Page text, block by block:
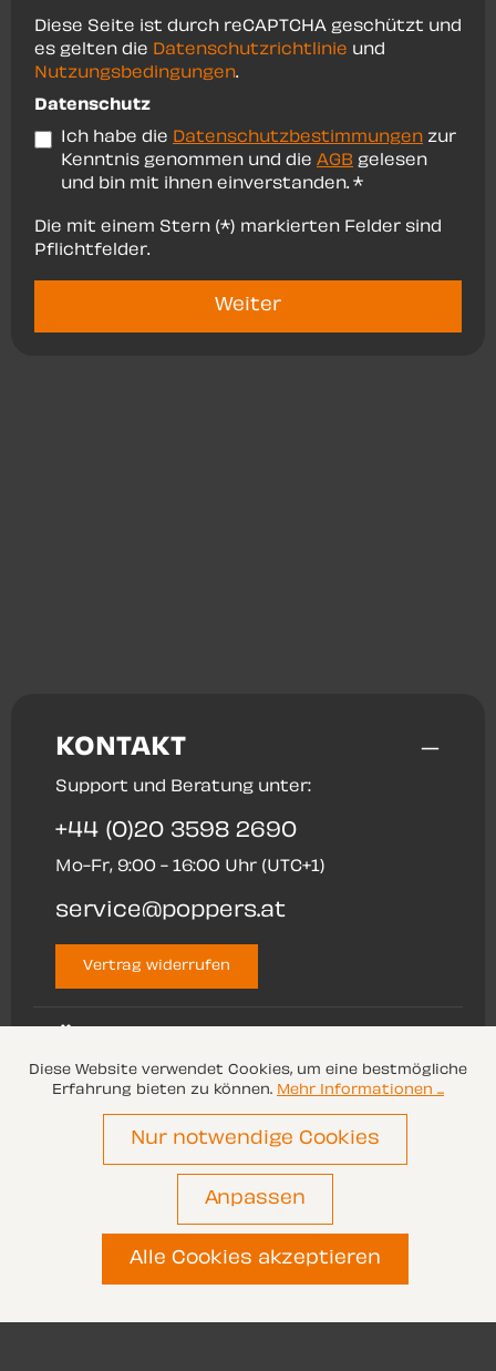
Diese Seite ist durch reCAPTCHA geschützt und
es gelten die Datenschutzrichtlinie und
Nutzungsbedingungen.
Datenschutz
Ich habe die Datenschutzbestimmungen zur
Kenntnis genommen und die AGB gelesen
und bin mit ihnen einverstanden. *
Die mit einem Stern (*) markierten Felder sind
Pflichtfelder.
Weiter
KONTAKT
Support und Beratung unter:
+44 (0)20 3598 2690
Mo-Fr, 9:00 - 16:00 Uhr (UTC+1)
service@poppers.at
Vertrag widerrufen
Alle Preise inkl. gesetzl. Mehrwertsteuer zzgl.
und ggf. Nachnahmegebühren,
wenn nicht anders angegeben.
Diese Website verwendet Cookies, um eine bestmögliche
Erfahrung bieten zu können. Mehr Informationen ...
Nur notwendige Cookies
Anpassen
Alle Cookies akzeptieren